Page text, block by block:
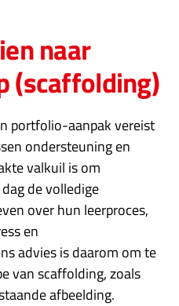
naar
(scaffolding)
portfolio-aanpak vereist
ondersteuning en
valkuil is om
de volledige
over hun leerproces,
en
advies is daarom om te
van scaffolding, zoals
afbeelding.